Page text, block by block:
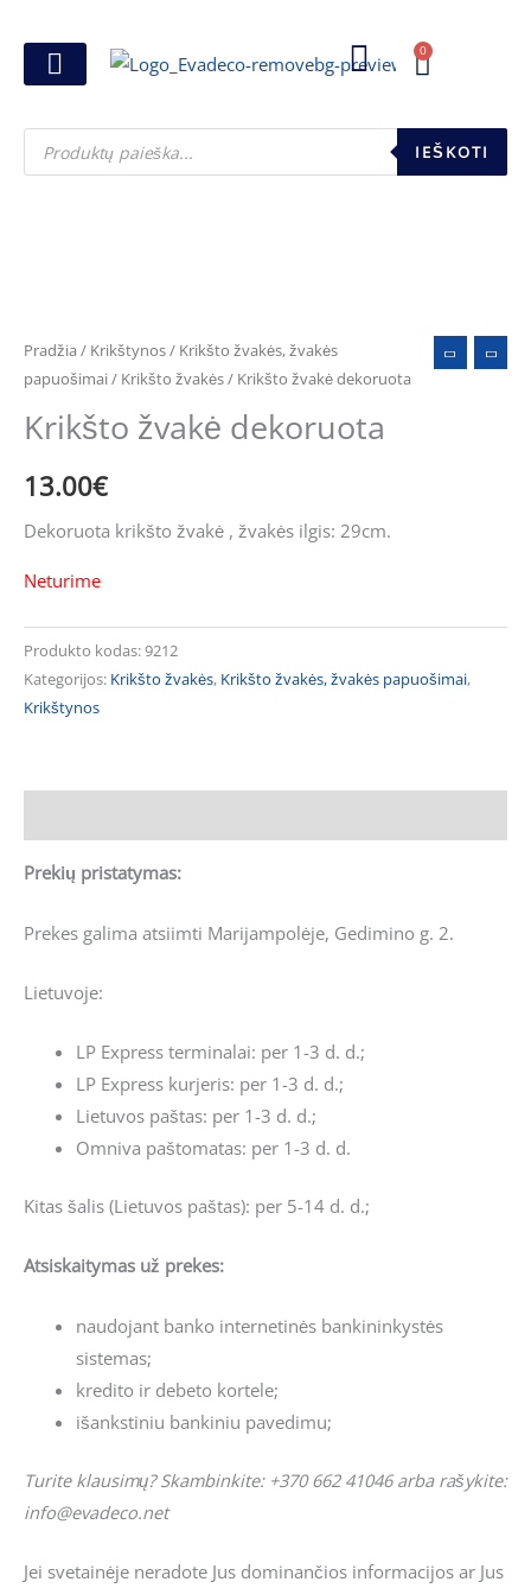
prie
turinio
0
Cart
Products
search IEŠKOTI
Pradžia / Krikštynos/ Krikšto žvakės, žvakės
papuošimai/ Krikšto žvakės/ Krikšto žvakė dekoruota
Krikšto žvakė dekoruota
13.00€
Dekoruota krikšto žvakė , žvakės ilgis: 29cm.
Neturime
Produkto kodas:9212
Kategorijos: Krikšto žvakės, Krikšto žvakės, žvakės papuošimai,
Krikštynos
Prekių pristatymas:
Prekes galima atsiimti Marijampolėje, Gedimino g. 2.
Lietuvoje:
LP Express terminalai: per 1-3 d. d.;
LP Express kurjeris: per 1-3 d. d.;
Lietuvos paštas: per 1-3 d. d.;
Omniva paštomatas: per 1-3 d. d.
Kitas šalis (Lietuvos paštas): per 5-14 d. d.;
Atsiskaitymas už prekes:
naudojant banko internetinės bankininkystės
sistemas;
kredito ir debeto kortele;
išankstiniu bankiniu pavedimu;
Turite klausimų? Skambinkite: +370 662 41046 arba rašykite:
info@evadeco.net
Jei svetainėje neradote Jus dominančios informacijos ar Jus